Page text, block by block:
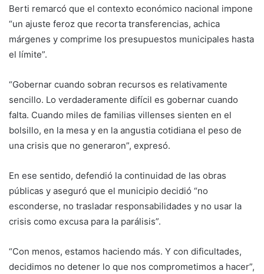
Berti remarcó que el contexto económico nacional impone
“un ajuste feroz que recorta transferencias, achica
márgenes y comprime los presupuestos municipales hasta
el límite”.
“Gobernar cuando sobran recursos es relativamente
sencillo. Lo verdaderamente difícil es gobernar cuando
falta. Cuando miles de familias villenses sienten en el
bolsillo, en la mesa y en la angustia cotidiana el peso de
una crisis que no generaron”, expresó.
En ese sentido, defendió la continuidad de las obras
públicas y aseguró que el municipio decidió “no
esconderse, no trasladar responsabilidades y no usar la
crisis como excusa para la parálisis”.
“Con menos, estamos haciendo más. Y con dificultades,
decidimos no detener lo que nos comprometimos a hacer”,